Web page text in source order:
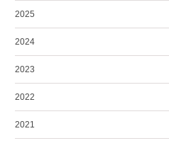
2025
2024
2023
2022
2021